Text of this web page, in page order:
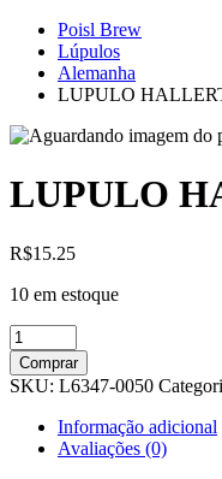
Poisl Brew
Lúpulos
Alemanha
LUPULO
LUPULO
R$15.25
10 em estoque
LUPULO
HALLERTAUER
TRADITION
quantidade
Comprar
SKU: L6347-0050
Informação adicional
Avaliações (0)